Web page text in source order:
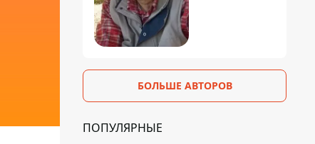
БОЛЬШЕ АВТОРОВ
ПОПУЛЯРНЫЕ